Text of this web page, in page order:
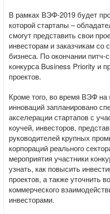
В рамках ВЭФ-2019 будет
которой стартапы –
смогут представить свои
инвесторам и заказчикам со
бизнеса. По окончании
конкурса Business Priority и
проектов.
Кроме того, во время ВЭФ на
инноваций запланировано
акселерации стартапов с
коучей, инвесторов,
руководителей крупных
корпораций реального
мероприятия участники
узнать, как повысить
проектов, а также уточнить
коммерческого
инвесторами.